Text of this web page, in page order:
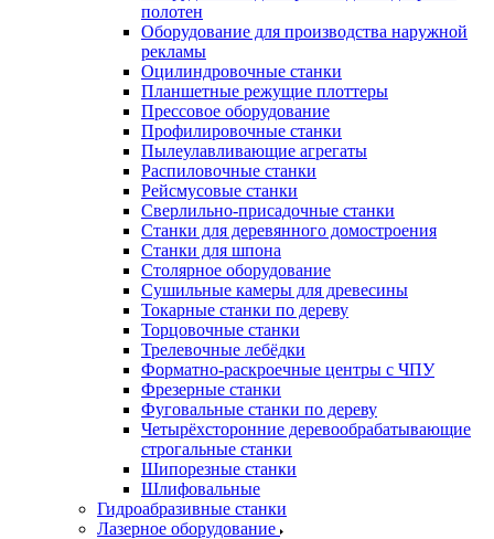
полотен
Оборудование для производства наружной
рекламы
Оцилиндровочные станки
Планшетные режущие плоттеры
Прессовое оборудование
Профилировочные станки
Пылеулавливающие агрегаты
Распиловочные станки
Рейсмусовые станки
Сверлильно-присадочные станки
Станки для деревянного домостроения
Станки для шпона
Столярное оборудование
Сушильные камеры для древесины
Токарные станки по дереву
Торцовочные станки
Трелевочные лебёдки
Форматно-раскроечные центры с ЧПУ
Фрезерные станки
Фуговальные станки по дереву
Четырёхсторонние деревообрабатывающие
строгальные станки
Шипорезные станки
Шлифовальные
Гидроабразивные станки
Лазерное оборудование